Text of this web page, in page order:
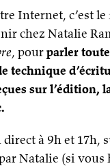
d’interviews
d’extraits
sur
Comment
écrire
de
Fréquence
Internet, c’est
chez Natalie
, pourparler
technique
sur l’édition,
direct à 9h et 17h,
Natalie (si vous